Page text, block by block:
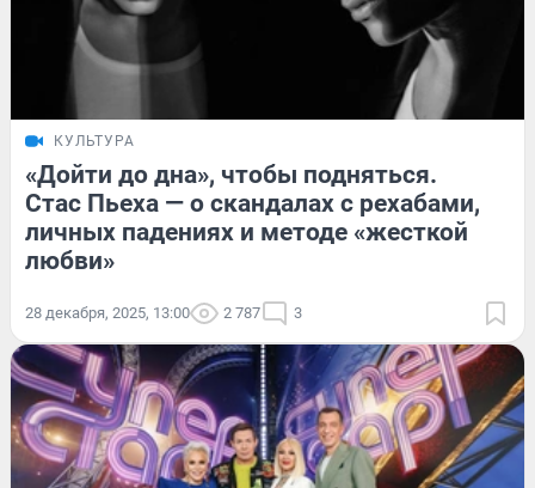
КУЛЬТУРА
«Дойти до дна», чтобы подняться.
Стас Пьеха — о скандалах с рехабами,
личных падениях и методе «жесткой
любви»
28 декабря, 2025, 13:00 2 787 3